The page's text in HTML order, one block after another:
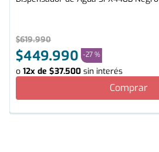
$619.990
$449.990 -27 %
o 12x de $37.500 sin interés
Comprar